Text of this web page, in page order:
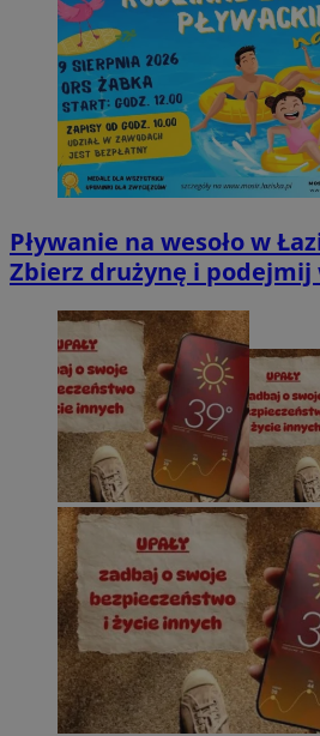
Pływanie na wesoło w
Zbierz drużynę i podejmij